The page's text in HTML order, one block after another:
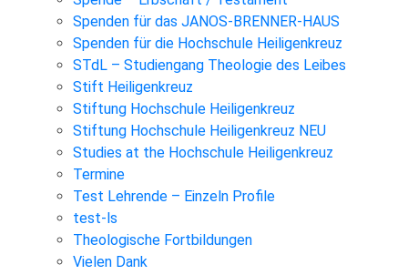
Spenden für das JANOS-BRENNER-HAUS
Spenden für die Hochschule Heiligenkreuz
STdL – Studiengang Theologie des Leibes
Stift Heiligenkreuz
Stiftung Hochschule Heiligenkreuz
Stiftung Hochschule Heiligenkreuz NEU
Studies at the Hochschule Heiligenkreuz
Termine
Test Lehrende – Einzeln Profile
test-ls
Theologische Fortbildungen
Vielen Dank